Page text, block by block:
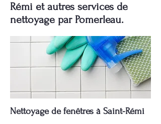
Rémi et autres services de
nettoyage par Pomerleau.
Nettoyage de fenêtres à Saint-Rémi